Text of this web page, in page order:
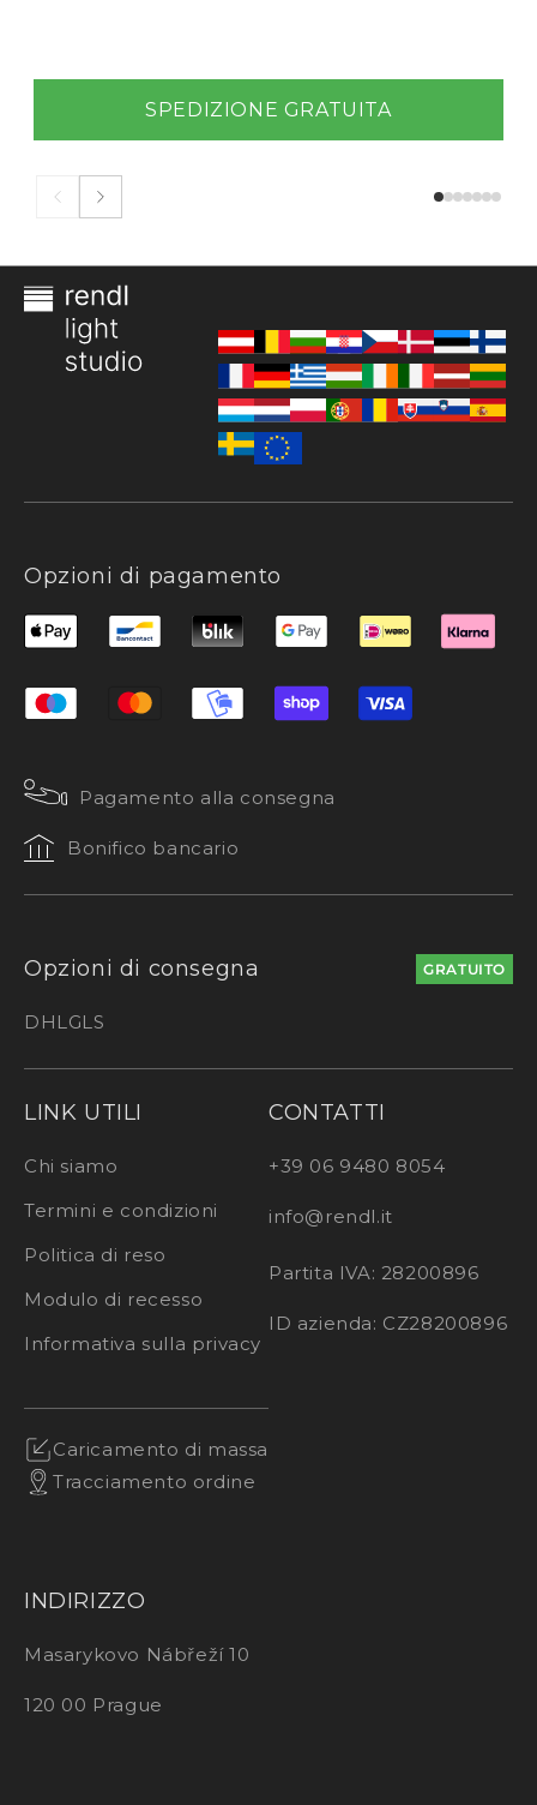
SPEDIZIONE GRATUITA
Opzioni di pagamento
Pagamento alla consegna
Bonifico bancario
Opzioni di consegna GRATUITO
DHLGLS
LINK UTILI
Chi siamo
Termini e condizioni
Politica di reso
Modulo di recesso
Informativa sulla privacy
Caricamento di massa
Tracciamento ordine
CONTATTI
+39 06 9480 8054
info@rendl.it
Partita IVA: 28200896
ID azienda: CZ28200896
INDIRIZZO
Masarykovo Nábřeží 10
120 00 Prague